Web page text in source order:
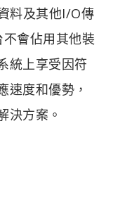
料及其他I/O傳
會佔用其他裝
統上享受因符
速度和優勢，
決方案。